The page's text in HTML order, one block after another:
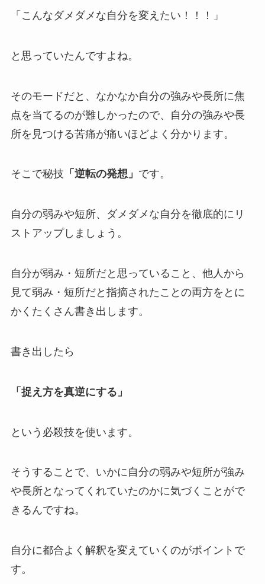
「こんなダメダメな自分を変えたい！！！」
と思っていたんですよね。
そのモードだと、なかなか自分の強みや長所に焦
点を当てるのが難しかったので、自分の強みや長
所を見つける苦痛が痛いほどよく分かります。
そこで秘技 「逆転の発想」 です。
自分の弱みや短所、ダメダメな自分を徹底的にリ
ストアップしましょう。
自分が弱み・短所だと思っていること、他人から
見て弱み・短所だと指摘されたことの両方をとに
かくたくさん書き出します。
書き出したら
「捉え方を真逆にする」
という必殺技を使います。
そうすることで、いかに自分の弱みや短所が強み
や長所となってくれていたのかに気づくことがで
きるんですね。
自分に都合よく解釈を変えていくのがポイントで
す。